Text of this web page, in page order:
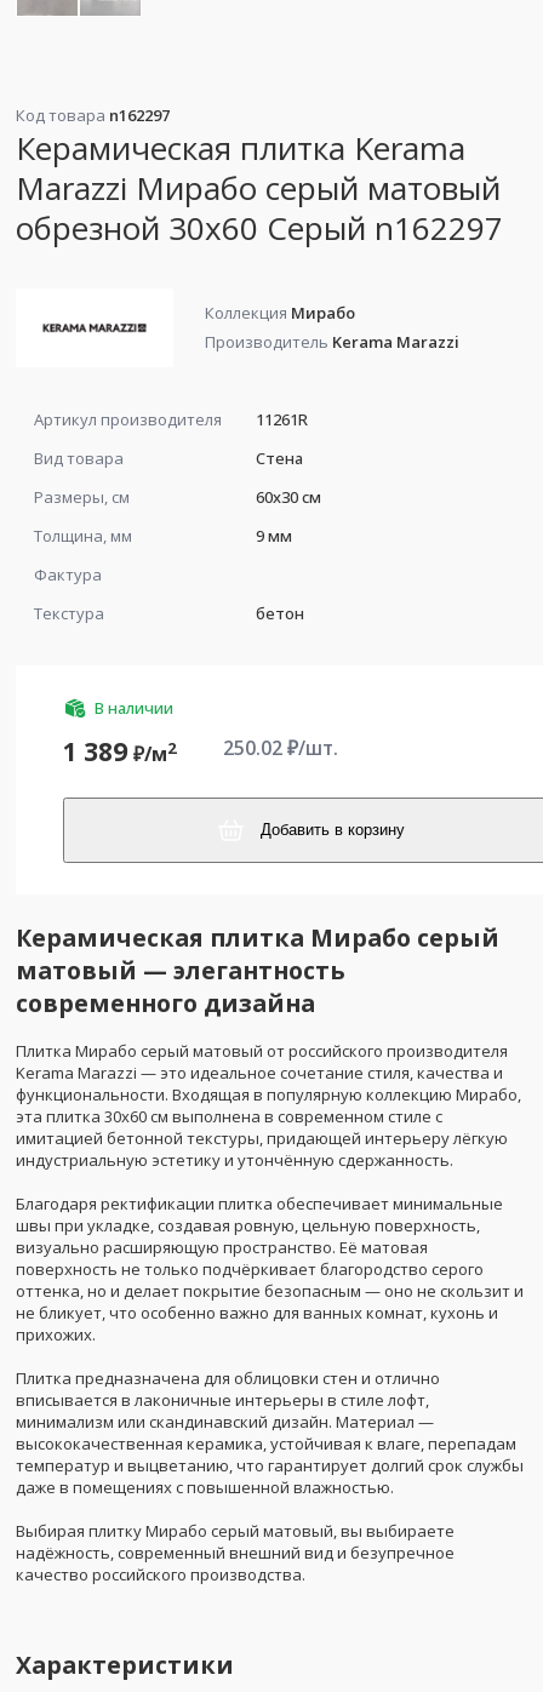
Код товара n162297
Керамическая плитка Kerama
Marazzi Мирабо серый матовый
обрезной 30х60 Серый n162297
Коллекция Мирабо
Производитель Kerama Marazzi
Артикул производителя
11261R
Вид товара
Стена
Размеры, см
60x30 см
Толщина, мм
9 мм
Фактура
Текстура
бетон
В наличии
1 389 ₽/м2 250.02₽/шт.
Добавить в корзину
Керамическая плитка Мирабо серый
матовый — элегантность
современного дизайна
Плитка Мирабо серый матовый от российского производителя
Kerama Marazzi — это идеальное сочетание стиля, качества и
функциональности. Входящая в популярную коллекцию Мирабо,
эта плитка 30х60 см выполнена в современном стиле с
имитацией бетонной текстуры, придающей интерьеру лёгкую
индустриальную эстетику и утончённую сдержанность.
Благодаря ректификации плитка обеспечивает минимальные
швы при укладке, создавая ровную, цельную поверхность,
визуально расширяющую пространство. Её матовая
поверхность не только подчёркивает благородство серого
оттенка, но и делает покрытие безопасным — оно не скользит и
не бликует, что особенно важно для ванных комнат, кухонь и
прихожих.
Плитка предназначена для облицовки стен и отлично
вписывается в лаконичные интерьеры в стиле лофт,
минимализм или скандинавский дизайн. Материал —
высококачественная керамика, устойчивая к влаге, перепадам
температур и выцветанию, что гарантирует долгий срок службы
даже в помещениях с повышенной влажностью.
Выбирая плитку Мирабо серый матовый, вы выбираете
надёжность, современный внешний вид и безупречное
качество российского производства.
Характеристики